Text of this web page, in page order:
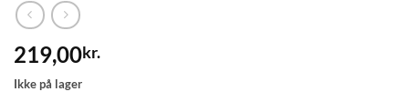
219,00kr.
Ikke på lager